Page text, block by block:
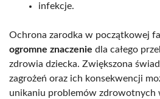
infekcje.
Ochrona zarodka w początkowej
ogromne znaczenie dla całego
zdrowia dziecka. Zwiększona
zagrożeń oraz ich konsekwencji
unikaniu problemów zdrowotnych